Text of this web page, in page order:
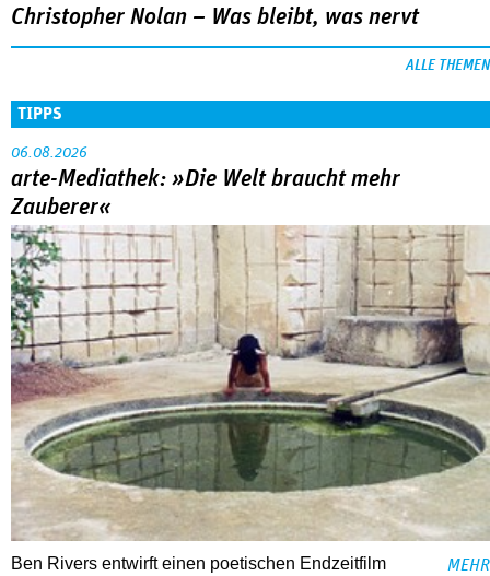
Christopher Nolan – Was bleibt, was nervt
ALLE THEMEN
TIPPS
06.08.2026
arte-Mediathek: »Die Welt braucht mehr
Zauberer«
Ben Rivers entwirft einen poetischen Endzeitfilm
MEHR